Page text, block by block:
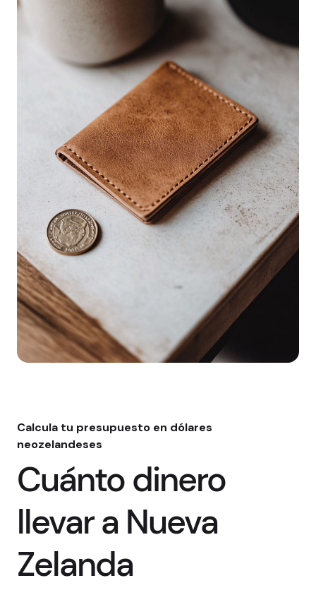
Calcula tu presupuesto en dólares
neozelandeses
Cuánto dinero
llevar a Nueva
Zelanda